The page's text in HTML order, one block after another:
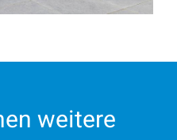
weitere